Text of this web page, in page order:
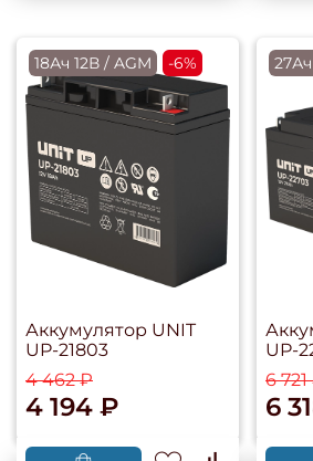
18Ач 12В / AGM -6%
Аккумулятор UNIT
UP-21803
4 462 ₽
4 194 ₽
UP-
6
6